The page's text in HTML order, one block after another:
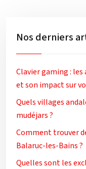
Nos derniers
Clavier gaming : les
et son impact sur
Quels villages
mudéjars ?
Comment trouver
Balaruc-les-Bains ?
Quelles sont les